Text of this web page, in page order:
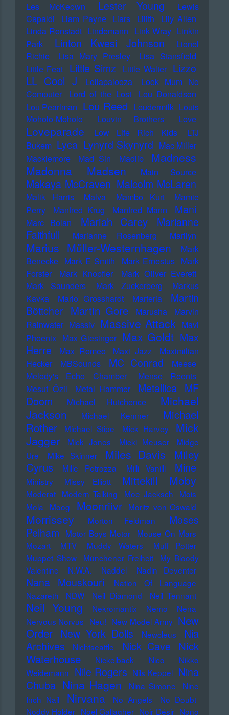
Les McKeown
Lester Young
Lewis
Capaldi
Liam Payne Liars Lilith
Lily Allen
Linda Ronstadt Lindemann Link Wray Linkin
Park
Linton Kwesi Johnson
Lionel
Richie
Lisa Mary Presley
Lisa Stansfield
Little Feat Little Simz Little Walter Lizzo
LL Cool J Lollapalooza
Look Mum No
Computer
Lord of the Lost
Lou Donaldson
Lou Pearlman Lou Reed Loudermilk Louis
Moholo-Moholo
Louvin Brothers Love
Loveparade Low Life Rich Kids
LTJ
Bukem Lyca Lynyrd Skynyrd Mac Miller
Macklemore
Mad Sin Madlib
Madness
Madonna
Madsen Main Source
Makaya McCraven Malcolm McLaren
Malik Harris Malva Mambo Kurt
Mamie
Perry
Manfred Krug Manfred Mann Mani
Marc Bolan Mariah Carey
Marianne
Faithfull
Marianne Rosenberg Marilyn
Marius Müller-Westernhagen
Mark
Benecke Mark E Smith Mark Ernestus Mark
Forster
Mark Knopfler
Mark Oliver Everett
Mark Saunders
Mark Zuckerberg
Markus
Kavka
Marlo Grosshardt Marteria
Martin
Böttcher Martin Gore Marusha
Marvin
Rainwater Massiv Massive Attack Mavi
Phoenix Max Giesinger Max Goldt Max
Herre
Max Romeo Maxi Jazz
Maximilian
Hecker
MBSounds MC Conrad
Meese
Melody's Echo Chamber
Mense Reents
Mesut Özil
Metal Hammer Metallica MF
Doom
Michael Hutchence
Michael
Jackson
Michael Kemner
Michael
Rother
Michael Stipe Mick Harvey
Mick
Jagger
Mick Jones Micki Meuser
Midge
Ure
Mike Skinner Miles Davis
Miley
Cyrus
Mille Petrozza Milli Vanilli Mine
Ministry Missy Elliott Mittekill Moby
Moderat Modern Talking Moe Jacksch
Mois
Mola
Moog Moonriivr Moritz von Oswald
Morrissey Morton Feldman
Moses
Pelham
Motor Boys Motor
Mouse On Mars
Mozart
MTV Muddy Waters
Muff Potter
Muppet Show
Münchener Freiheit
My Bloody
Valentine
N.W.A. Naddel Nadin Deventer
Nana Mouskouri
Nation Of Language
Nazareth
NDW Neil Diamond Neil Tennant
Neil Young Nekromantix Nemo
Nena
Nervous Norvus Neu! New Model Army New
Order New York Dolls Newcleus
Nia
Archives
Nichtseattle Nick Cave
Nick
Waterhouse
Nickelback Nico
Nikko
Weidemann Nile Rogers Nils Keppel Nina
Chuba Nina Hagen Nina Simone
Nine
Inch Nail
Nirvana No Angels
No Doubt
Noddy Holder Noel Gallagher Noir Désir Nono